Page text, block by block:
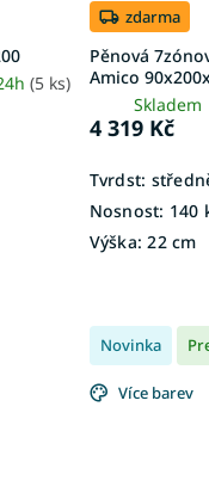
(5 ks)
zdarma
Pěnová
Amico
4 319 Kč
Tvrdst:
Nosnost: 140
Výška: 22 cm
Novinka
Více barev